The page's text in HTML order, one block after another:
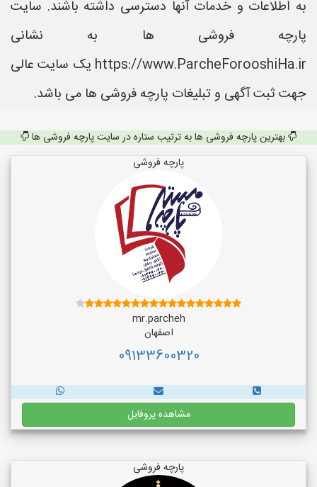
به اطلاعات و خدمات آنها دسترسی داشته باشند. سایت
پارچه فروشی ها به نشانی
https://www.ParcheForooshiHa.ir یک سایت عالی
جهت ثبت آگهی و تبلیغات پارچه فروشی ها می باشد.
بهترین پارچه فروشی ها به ترتیب ستاره در سایت پارچه فروشی ها
پارچه فروشی
mr.parcheh
اصفهان
09133600320
مشاهده پروفایل
پارچه فروشی